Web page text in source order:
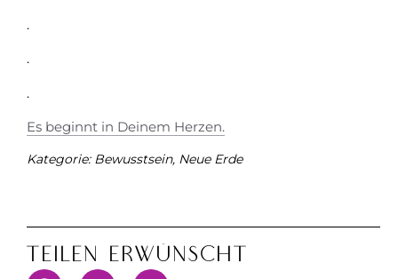
.
.
.
Es beginnt in Deinem Herzen.
Kategorie: Bewusstsein, Neue Erde
Teilen Erwünscht